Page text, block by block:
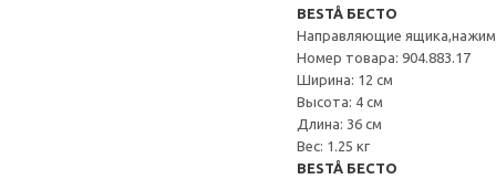
BESTÅ БЕСТО
Направляющие
Номер товара: 904.883.17
Ширина: 12 см
Высота: 4 см
Длина: 36 см
Вес: 1.25 кг
BESTÅ БЕСТО